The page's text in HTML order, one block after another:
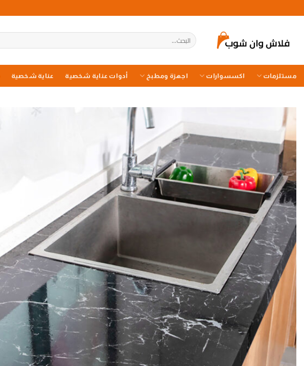
للمحتوى
البحث
عن:
مستلزمات اكسسوارات اجهزة ومطبخ أدوات عناية شخصية عناية شخصية